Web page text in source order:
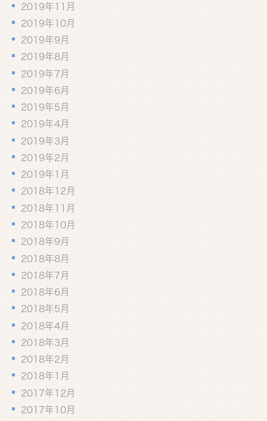
2019年11月
2019年10月
2019年9月
2019年8月
2019年7月
2019年6月
2019年5月
2019年4月
2019年3月
2019年2月
2019年1月
2018年12月
2018年11月
2018年10月
2018年9月
2018年8月
2018年7月
2018年6月
2018年5月
2018年4月
2018年3月
2018年2月
2018年1月
2017年12月
2017年10月